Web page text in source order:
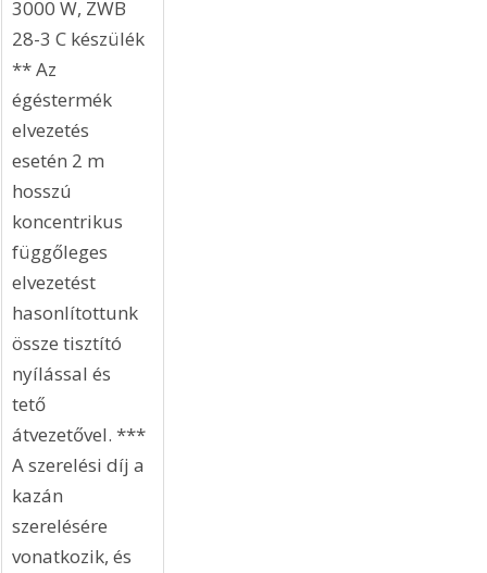
3000 W, ZWB
28-3 C készülék
** Az
égéstermék
elvezetés
esetén 2 m
hosszú
koncentrikus
függőleges
elvezetést
hasonlítottunk
össze tisztító
nyílással és
tető
átvezetővel. ***
A szerelési díj a
kazán
szerelésére
vonatkozik, és